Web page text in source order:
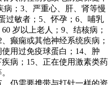
病；3、严重心、肝、肾等慢
过敏者；5、怀孕；6、哺乳
岁以上老人；9、结核病；
癫痫或其他神经系统疾病；
用过免疫球蛋白；14、肿
病；15、正在使用激素类药
，仍需要携带与打针一样的资